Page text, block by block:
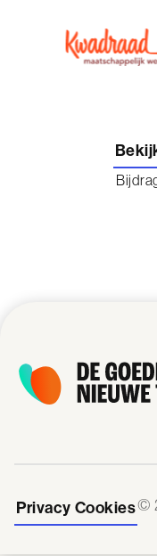
Privacy Cookies©